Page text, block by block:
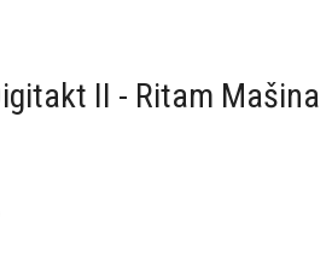
II - Ritam Mašina